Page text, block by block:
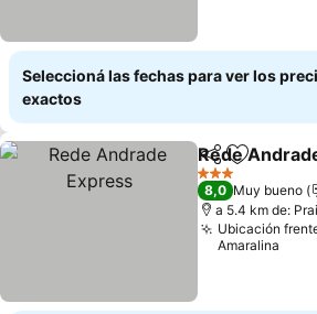
Seleccioná las fechas para ver los
exactos
Compartir
Añadir a
Rede
3 Estrellas
8,0 Muy bueno
a 5.4 km de:
Ubicación
Amaralina